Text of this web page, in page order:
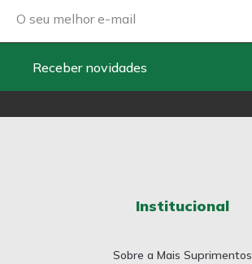
Receber novidades
Institucional
Sobre a Mais Suprimentos